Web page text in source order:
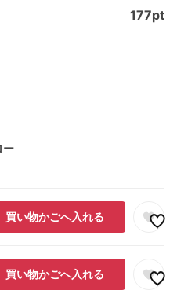
ー
買い物かごへ入れる
買い物かごへ入れる
177pt